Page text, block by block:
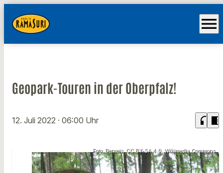
menu
Geopark-Touren in der Oberpfalz!
12. Juli 2022 · 06:00 Uhr headphones chrome_reader_mode
Foto: Benreis, CC BY-SA 4.0, Wikimedia Commons